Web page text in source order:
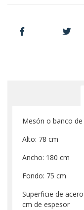
Mesón o banco
Alto: 78 cm
Ancho: 180 cm
Fondo: 75 cm
Superficie de
cm de espesor